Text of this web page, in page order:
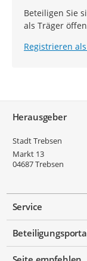
Beteiligen Sie
als Träger
Registrieren
Herausgeber
Stadt Trebsen
Markt 13
04687Trebsen
Service